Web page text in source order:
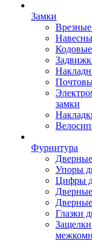
Замки
замки
Фурнитура
Упоры
Цифры
Глазки
Защелки